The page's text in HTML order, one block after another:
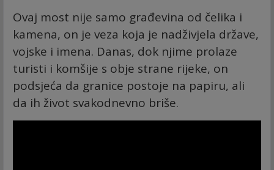
Ovaj most nije samo građevina od čelika i
kamena, on je veza koja je nadživjela države,
vojske i imena. Danas, dok njime prolaze
turisti i komšije s obje strane rijeke, on
podsjeća da granice postoje na papiru, ali
da ih život svakodnevno briše.